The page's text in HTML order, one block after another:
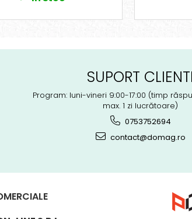
SUPORT CLIENTI
Program: luni-vineri 9:00-17:00 (timp
max. 1 zi lucrătoare)
0753752694
contact@domag.ro